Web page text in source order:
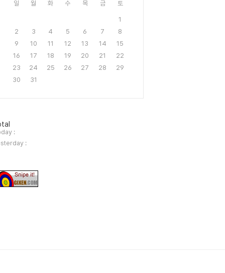
일 월 화 수 목 금 토
1
2
3 4 5 6 7
8
9
10 11 12 13 14
15
16
17 18 19 20 21
22
23
24 25 26 27 28
29
30
31
:
: